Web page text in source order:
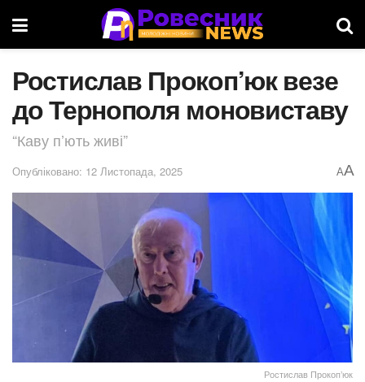
Ростислав Прокоп’юк везе
до Тернополя моновиставу
“Каву п’ють живі”
Опубліковано: 12 Листопада, 2025 AA
Ростислав Прокоп’юк